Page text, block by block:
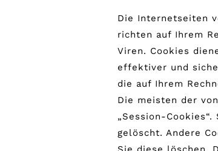
Die Internetseiten
richten auf Ihrem
Viren. Cookies
effektiver und
die auf Ihrem
Die meisten der
„Session-
gelöscht. Andere